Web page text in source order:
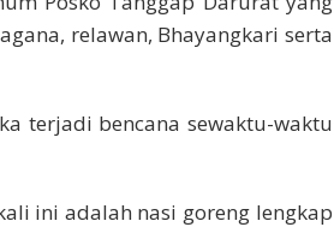
relawan, Bhayangkari serta
terjadi bencana sewaktu-waktu
ini adalah nasi goreng lengkap